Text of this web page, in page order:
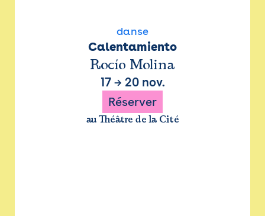
danse
Calentamiento
Rocío Molina
17→ 20 nov.
Réserver
au Théâtre de la Cité